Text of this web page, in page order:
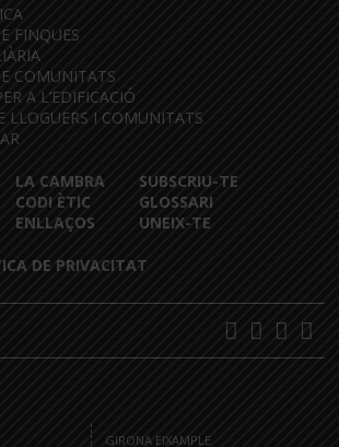
FINQUES
COMUNITATS
A L’EDIFICACIÓ
LLOGUERS I COMUNITATS
LA CAMBRA
CODI ÈTIC
ENLLAÇOS
SUBSCRIU-TE
GLOSSARI
UNEIX-TE
DE PRIVACITAT
GIRONA EIXAMPLE